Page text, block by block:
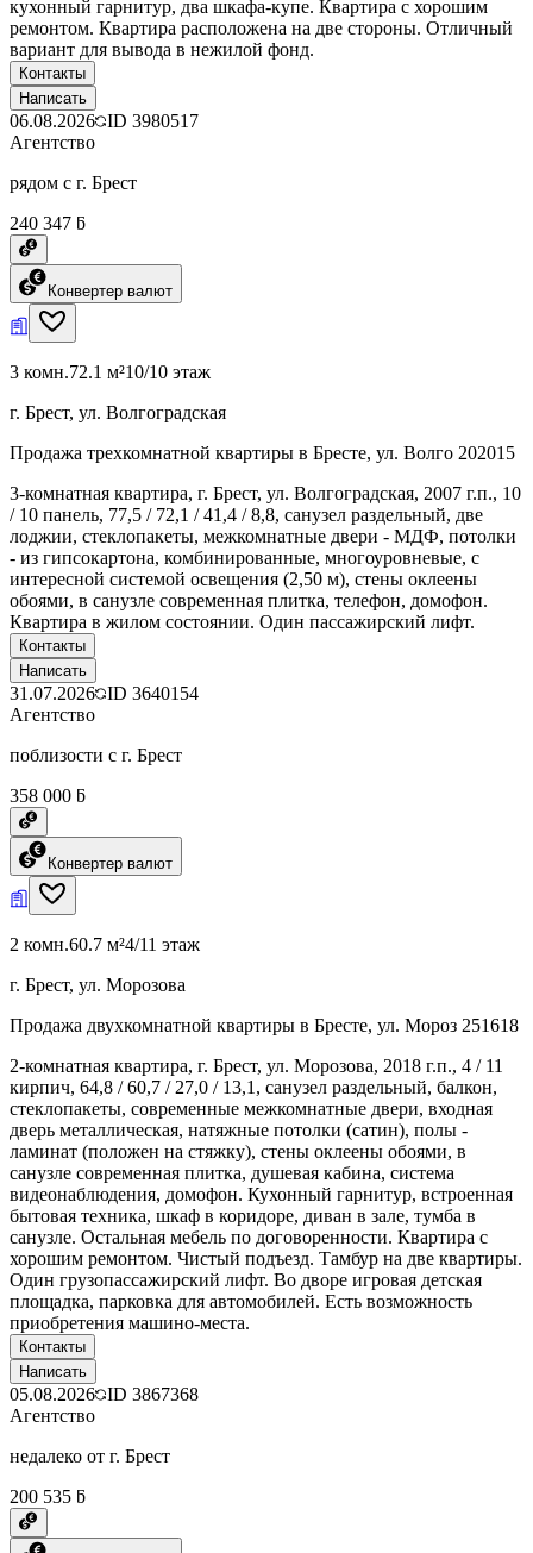
кухонный гарнитур, два шкафа-купе. Квартира с хорошим
ремонтом. Квартира расположена на две стороны. Отличный
вариант для вывода в нежилой фонд.
Контакты
Написать
06.08.2026 ID 3980517
Агентство
рядом с г. Брест
240 347 ƃ
Конвертер валют
3 комн.72.1 м²10/10 этаж
г. Брест, ул. Волгоградская
Продажа трехкомнатной квартиры в Бресте, ул. Волго 202015
3-комнатная квартира, г. Брест, ул. Волгоградская, 2007 г.п., 10
/ 10 панель, 77,5 / 72,1 / 41,4 / 8,8, санузел раздельный, две
лоджии, стеклопакеты, межкомнатные двери - МДФ, потолки
- из гипсокартона, комбинированные, многоуровневые, с
интересной системой освещения (2,50 м), стены оклеены
обоями, в санузле современная плитка, телефон, домофон.
Квартира в жилом состоянии. Один пассажирский лифт.
Контакты
Написать
31.07.2026 ID 3640154
Агентство
поблизости с г. Брест
358 000 ƃ
Конвертер валют
2 комн.60.7 м²4/11 этаж
г. Брест, ул. Морозова
Продажа двухкомнатной квартиры в Бресте, ул. Мороз 251618
2-комнатная квартира, г. Брест, ул. Морозова, 2018 г.п., 4 / 11
кирпич, 64,8 / 60,7 / 27,0 / 13,1, санузел раздельный, балкон,
стеклопакеты, современные межкомнатные двери, входная
дверь металлическая, натяжные потолки (сатин), полы -
ламинат (положен на стяжку), стены оклеены обоями, в
санузле современная плитка, душевая кабина, система
видеонаблюдения, домофон. Кухонный гарнитур, встроенная
бытовая техника, шкаф в коридоре, диван в зале, тумба в
санузле. Остальная мебель по договоренности. Квартира с
хорошим ремонтом. Чистый подъезд. Тамбур на две квартиры.
Один грузопассажирский лифт. Во дворе игровая детская
площадка, парковка для автомобилей. Есть возможность
приобретения машино-места.
Контакты
Написать
05.08.2026 ID 3867368
Агентство
недалеко от г. Брест
200 535 ƃ